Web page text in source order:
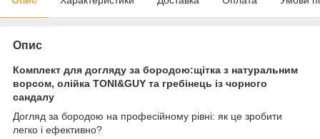
Опис
Комплект для догляду за бородою:щітка з натуральним
ворсом, олійка TONI&GUY та гребінець із чорного
сандалу
Догляд за бородою на професійному рівні: як це зробити
легко і ефективно?